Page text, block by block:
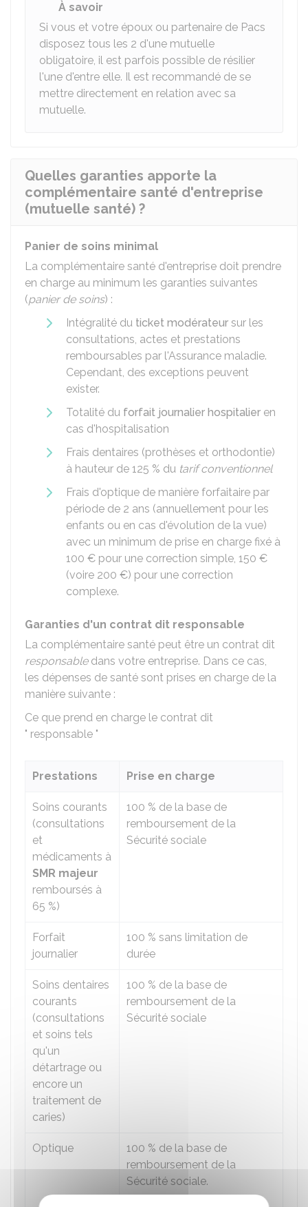
À savoir
Si vous et votre époux ou partenaire de Pacs
disposez tous les 2 d'une mutuelle
obligatoire, il est parfois possible de résilier
l'une d'entre elle. Il est recommandé de se
mettre directement en relation avec sa
mutuelle.
Quelles garanties apporte la
complémentaire santé d'entreprise
(mutuelle santé) ?
Panier de soins minimal
La complémentaire santé d'entreprise doit prendre
en charge au minimum les garanties suivantes
(panier de soins) :
Intégralité du ticket modérateur sur les
consultations, actes et prestations
remboursables par l'Assurance maladie.
Cependant, des exceptions peuvent
exister.
Totalité du forfait journalier hospitalier en
cas d'hospitalisation
Frais dentaires (prothèses et orthodontie)
à hauteur de 125 % du tarif conventionnel
Frais d'optique de manière forfaitaire par
période de 2 ans (annuellement pour les
enfants ou en cas d'évolution de la vue)
avec un minimum de prise en charge fixé à
100 € pour une correction simple, 150 €
(voire 200 €) pour une correction
complexe.
Garanties d'un contrat dit responsable
La complémentaire santé peut être un contrat dit
responsabledans votre entreprise. Dans ce cas,
les dépenses de santé sont prises en charge de la
manière suivante :
Ce que prend en charge le contrat dit
" responsable "
Prestations Prise en charge
Soins courants
(consultations
et
médicaments à
SMR majeur
remboursés à
65 %)
100 % de la base de
remboursement de la
Sécurité sociale
Forfait
journalier
100 % sans limitation de
durée
Soins dentaires
courants
(consultations
et soins tels
qu'un
détartrage ou
encore un
traitement de
caries)
100 % de la base de
remboursement de la
Sécurité sociale
Optique 100 % de la base de
remboursement de la
Sécurité sociale.